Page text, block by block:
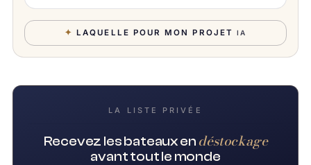
✦ LAQUELLE POUR MON PROJET IA
LA LISTE PRIVÉE
Recevez les bateaux en déstockage
avant tout le monde